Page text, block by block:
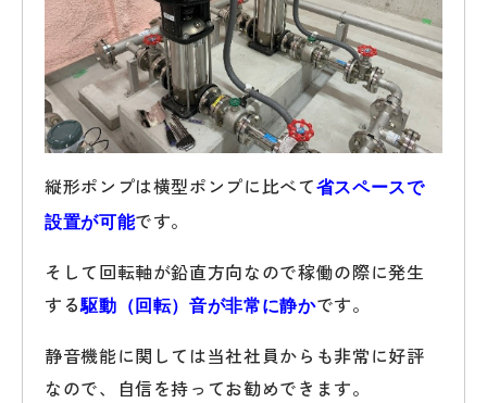
縦形ポンプは横型ポンプに比べて省スペースで
設置が可能です。
そして回転軸が鉛直方向なので稼働の際に発生
する駆動（回転）音が非常に静かです。
静音機能に関しては当社社員からも非常に好評
なので、自信を持ってお勧めできます。